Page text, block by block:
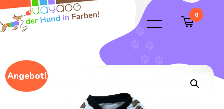
0
Angebot!